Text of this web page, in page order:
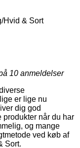
Hvid & Sort
10 anmeldelser
er lige nu
dig god
når du har
og mange
ved køb af
Sort.